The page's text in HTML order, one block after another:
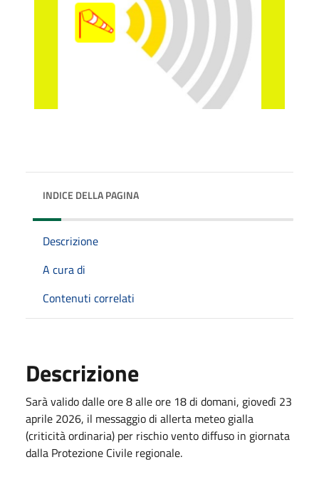
INDICE DELLA PAGINA
Descrizione
A cura di
Contenuti correlati
Descrizione
Sarà valido dalle ore 8 alle ore 18 di domani, giovedì 23
aprile 2026, il messaggio di allerta meteo gialla
(criticità ordinaria) per rischio vento diffuso in giornata
dalla Protezione Civile regionale.